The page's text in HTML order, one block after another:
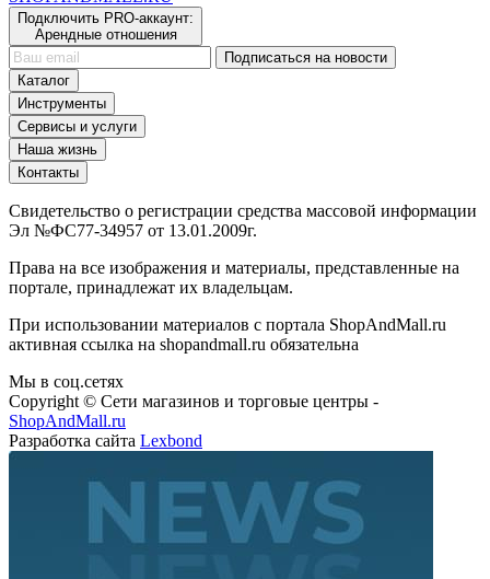
Подключить PRO-аккаунт:
Арендные отношения
Подписаться на новости
Каталог
Инструменты
Сервисы и услуги
Наша жизнь
Контакты
Свидетельство о регистрации средства массовой информации
Эл №ФС77-34957 от 13.01.2009г.
Права на все изображения и материалы, представленные на
портале, принадлежат их владельцам.
При использовании материалов с портала ShopAndMall.ru
активная ссылка на shopandmall.ru обязательна
Мы в соц.сетях
Copyright © Сети магазинов и торговые центры -
ShopAndMall.ru
Разработка сайта Lexbond